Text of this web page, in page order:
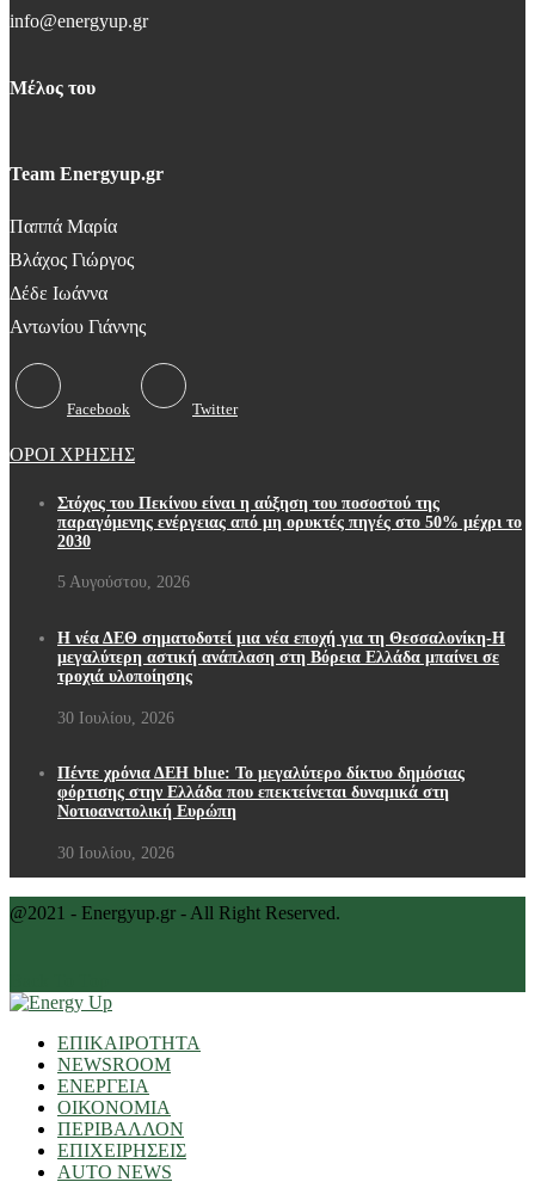
info@energyup.gr
Μέλος του
Team Energyup.gr
Παππά Μαρία
Βλάχος Γιώργος
Δέδε Ιωάννα
Αντωνίου Γιάννης
Facebook Twitter
ΟΡΟΙ ΧΡΗΣΗΣ
Στόχος του Πεκίνου είναι η αύξηση του ποσοστού της
παραγόμενης ενέργειας από μη ορυκτές πηγές στο 50% μέχρι το
2030
5 Αυγούστου, 2026
Η νέα ΔΕΘ σηματοδοτεί μια νέα εποχή για τη Θεσσαλονίκη-Η
μεγαλύτερη αστική ανάπλαση στη Βόρεια Ελλάδα μπαίνει σε
τροχιά υλοποίησης
30 Ιουλίου, 2026
Πέντε χρόνια ΔΕΗ blue: Το μεγαλύτερο δίκτυο δημόσιας
φόρτισης στην Ελλάδα που επεκτείνεται δυναμικά στη
Νοτιοανατολική Ευρώπη
30 Ιουλίου, 2026
@2021 - Energyup.gr - All Right Reserved.
ΕΠΙΚΑΙΡΟΤΗΤΑ
NEWSROOM
ΕΝΕΡΓΕΙΑ
ΟΙΚΟΝΟΜΙΑ
ΠΕΡΙΒΑΛΛΟΝ
ΕΠΙΧΕΙΡΗΣΕΙΣ
AUTO NEWS